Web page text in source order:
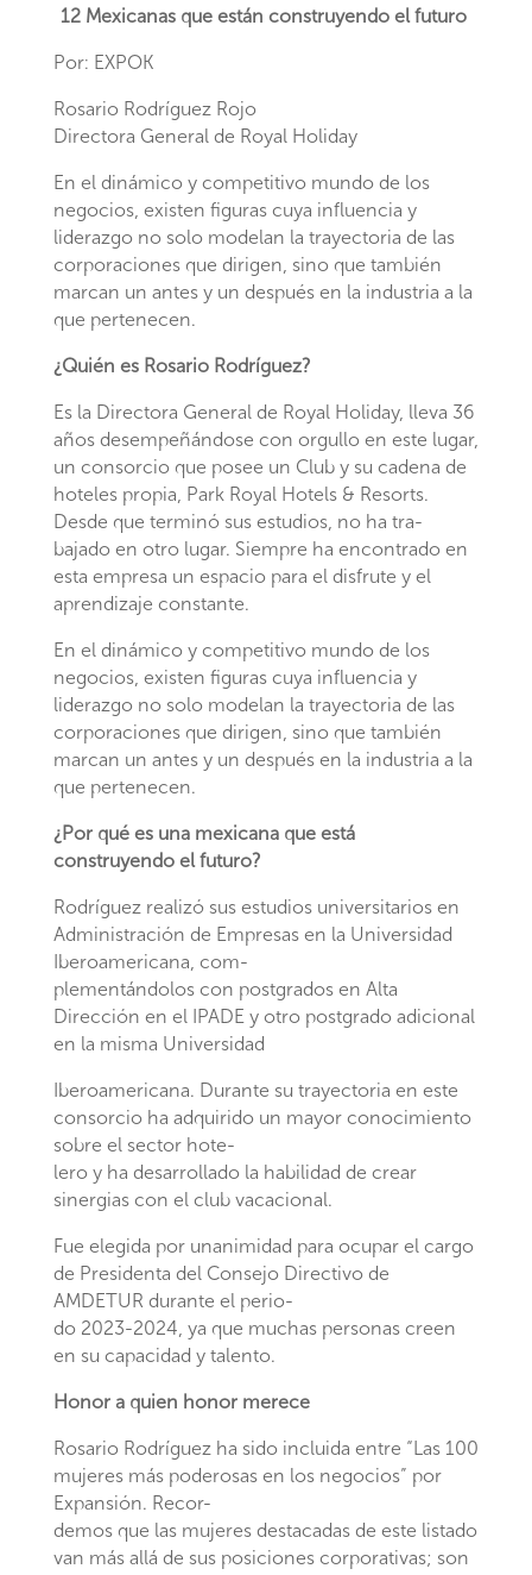
12 Mexicanas que están construyendo el futuro
Por: EXPOK
Rosario Rodríguez Rojo
Directora General de Royal Holiday
En el dinámico y competitivo mundo de los
negocios, existen figuras cuya influencia y
liderazgo no solo modelan la trayectoria de las
corporaciones que dirigen, sino que también
marcan un antes y un después en la industria a la
que pertenecen.
¿Quién es Rosario Rodríguez?
Es la Directora General de Royal Holiday, lleva 36
años desempeñándose con orgullo en este lugar,
un consorcio que posee un Club y su cadena de
hoteles propia, Park Royal Hotels & Resorts.
Desde que terminó sus estudios, no ha tra-
bajado en otro lugar. Siempre ha encontrado en
esta empresa un espacio para el disfrute y el
aprendizaje constante.
En el dinámico y competitivo mundo de los
negocios, existen figuras cuya influencia y
liderazgo no solo modelan la trayectoria de las
corporaciones que dirigen, sino que también
marcan un antes y un después en la industria a la
que pertenecen.
¿Por qué es una mexicana que está
construyendo el futuro?
Rodríguez realizó sus estudios universitarios en
Administración de Empresas en la Universidad
Iberoamericana, com-
plementándolos con postgrados en Alta
Dirección en el IPADE y otro postgrado adicional
en la misma Universidad
Iberoamericana. Durante su trayectoria en este
consorcio ha adquirido un mayor conocimiento
sobre el sector hote-
lero y ha desarrollado la habilidad de crear
sinergias con el club vacacional.
Fue elegida por unanimidad para ocupar el cargo
de Presidenta del Consejo Directivo de
AMDETUR durante el perio-
do 2023-2024, ya que muchas personas creen
en su capacidad y talento.
Honor a quien honor merece
Rosario Rodríguez ha sido incluida entre “Las 100
mujeres más poderosas en los negocios” por
Expansión. Recor-
demos que las mujeres destacadas de este listado
van más allá de sus posiciones corporativas; son